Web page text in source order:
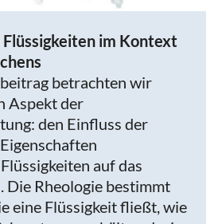
Flüssigkeiten im Kontext
betrachten wir
Aspekt der
den Einfluss der
auf das
Die Rheologie bestimmt
eine Flüssigkeit fließt, wie